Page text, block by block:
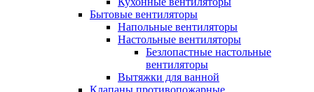
Бытовые вентиляторы
Напольные вентиляторы
Настольные вентиляторы
Безлопастные настольные
вентиляторы
Вытяжки для ванной
Клапаны противопожарные